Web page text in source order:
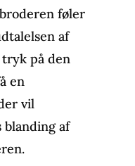
føler
af
på den
en
vil
af